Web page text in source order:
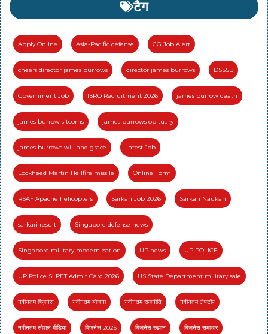
टैग
Apply Online Asia-Pacific defense CG Job Alert
cheers director james burrows director james burrows DSSSB
Government Job ISRO Recruitment 2026 james burrow death
james burrow sitcoms james burrows obituary
james burrows will and grace Latest Job
Lockheed Martin Hellfire missile Online Form
RSAF Apache helicopters Sarkari Job 2026 Sarkari Naukari
sarkari result Singapore defense news
Singapore military modernization UP news UP POLICE
UP Police SI PET Admit Card 2026 US State Department military sale
नवीनतम बिज़नेस नवीनतम योजना नवीनतम राजनीति नवीनतम लैपटॉप
नवीनतम सोशल मीडिया बिज़नेस 2025 बिज़नेस रुझान बिज़नेस समाचार